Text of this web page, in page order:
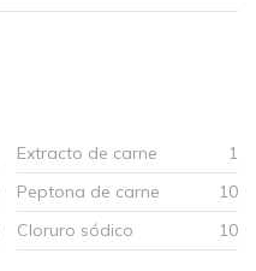
Extracto de carne
1
Peptona de carne
10
Cloruro sódico 10